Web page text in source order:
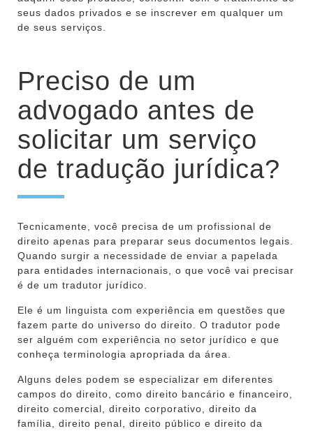
seus dados privados e se inscrever em qualquer um
de seus serviços.
Preciso de um
advogado antes de
solicitar um serviço
de tradução jurídica?
Tecnicamente, você precisa de um profissional de
direito apenas para preparar seus documentos legais.
Quando surgir a necessidade de enviar a papelada
para entidades internacionais, o que você vai precisar
é de um tradutor jurídico.
Ele é um linguista com experiência em questões que
fazem parte do universo do direito. O tradutor pode
ser alguém com experiência no setor jurídico e que
conheça terminologia apropriada da área.
Alguns deles podem se especializar em diferentes
campos do direito, como direito bancário e financeiro,
direito comercial, direito corporativo, direito da
família, direito penal, direito público e direito da